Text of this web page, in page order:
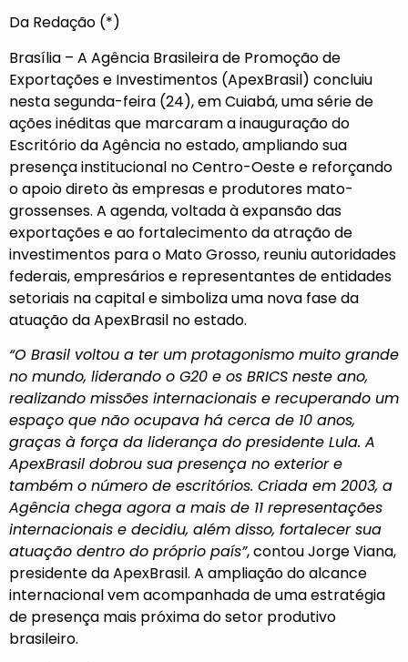
Da Redação (*)
Brasília – A Agência Brasileira de Promoção de
Exportações e Investimentos (ApexBrasil) concluiu
nesta segunda-feira (24), em Cuiabá, uma série de
ações inéditas que marcaram a inauguração do
Escritório da Agência no estado, ampliando sua
presença institucional no Centro-Oeste e reforçando
o apoio direto às empresas e produtores mato-
grossenses. A agenda, voltada à expansão das
exportações e ao fortalecimento da atração de
investimentos para o Mato Grosso, reuniu autoridades
federais, empresários e representantes de entidades
setoriais na capital e simboliza uma nova fase da
atuação da ApexBrasil no estado.
“O Brasil voltou a ter um protagonismo muito grande
no mundo, liderando o G20 e os BRICS neste ano,
realizando missões internacionais e recuperando um
espaço que não ocupava há cerca de 10 anos,
graças à força da liderança do presidente Lula. A
ApexBrasil dobrou sua presença no exterior e
também o número de escritórios. Criada em 2003, a
Agência chega agora a mais de 11 representações
internacionais e decidiu, além disso, fortalecer sua
atuação dentro do próprio país”, contou Jorge Viana,
presidente da ApexBrasil. A ampliação do alcance
internacional vem acompanhada de uma estratégia
de presença mais próxima do setor produtivo
brasileiro.